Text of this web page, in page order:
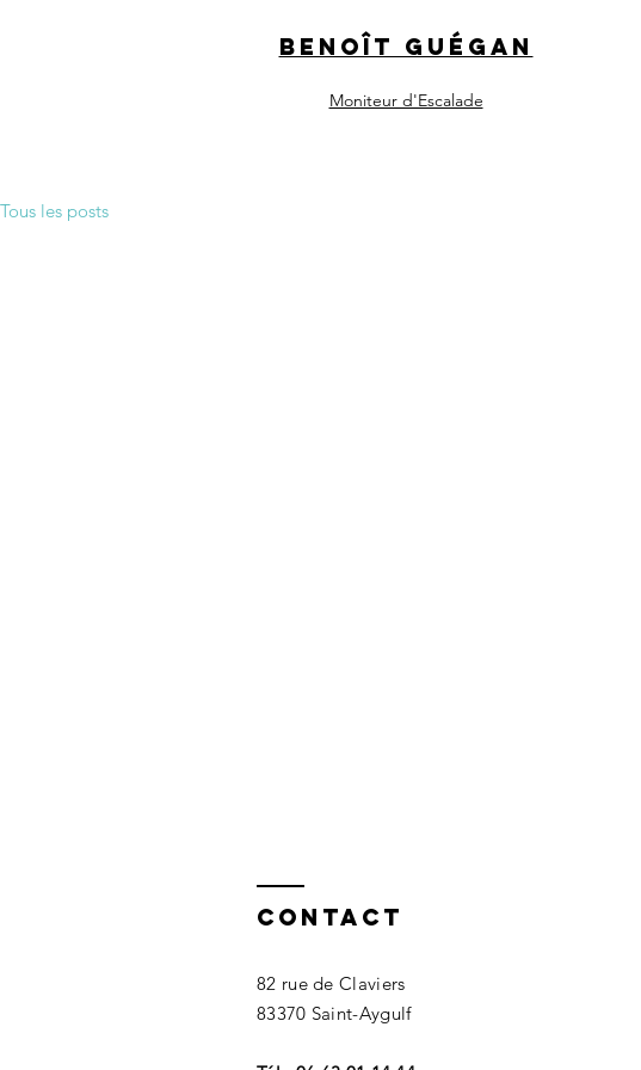
Benoît Guégan
Moniteur d'Escalade
Tous les posts
Contact
82 rue de Claviers
83370 Saint-Aygulf